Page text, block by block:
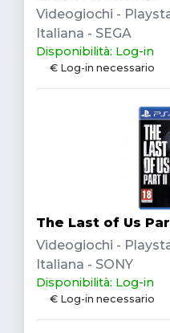
Videogiochi -
Italiana - SEGA
Disponibilità: Log-in
€ Log-in necessario
The Last of Us
Videogiochi -
Italiana - SONY
Disponibilità: Log-in
€ Log-in necessario